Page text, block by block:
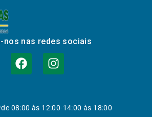
nos nas redes sociais
08:00 às 12:00-14:00 às 18:00